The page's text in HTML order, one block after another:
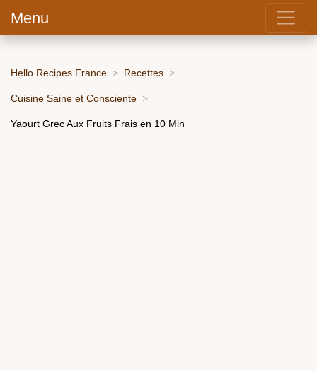
Menu
Hello Recipes France Recettes
Cuisine Saine et Consciente
Yaourt Grec Aux Fruits Frais en 10 Min